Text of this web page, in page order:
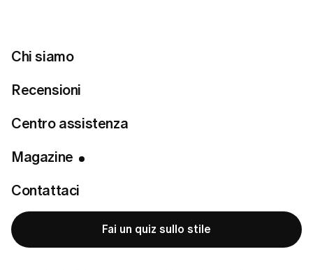
Chi siamo
Recensioni
Centro assistenza
Magazine
Contattaci
Fai un quiz sullo stile
Indice dei contenuti
Step 1: Il test delle vene